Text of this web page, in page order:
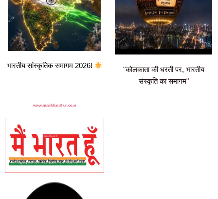
भारतीय सांस्कृतिक समागम 2026!
"कोलकाता की धरती पर, भारतीय
संस्कृति का समागम"
www.mainbharathun.co.in